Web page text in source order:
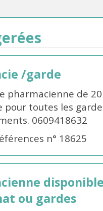
/garde
pharmacienne de
pour toutes les
0609418632
n° 18625
ou gardes